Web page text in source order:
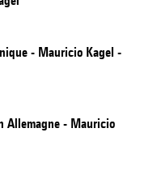
- Mauricio Kagel -
Allemagne - Mauricio